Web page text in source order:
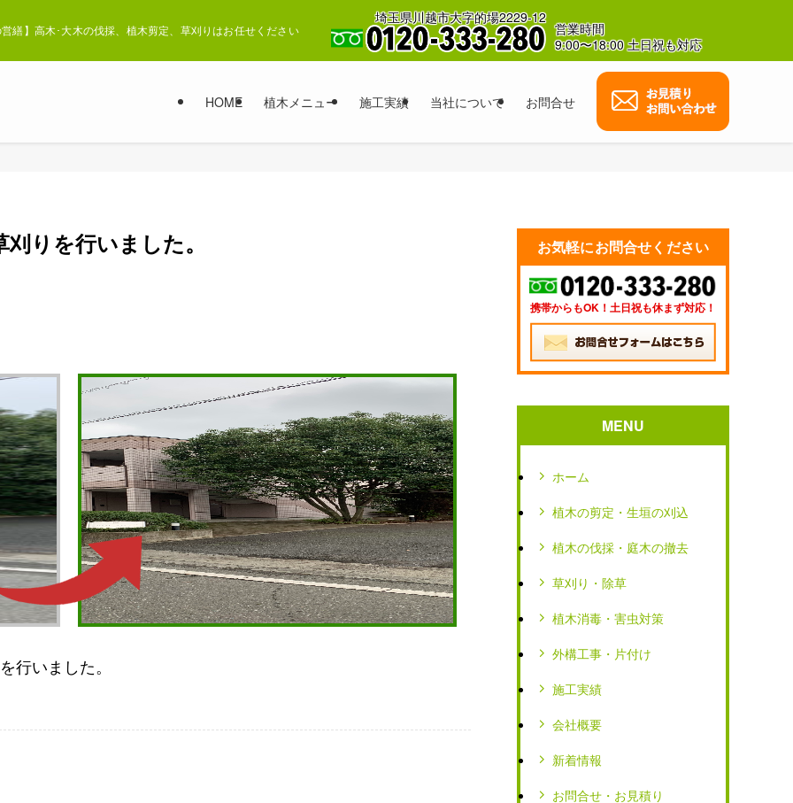
繕】高木･大木の伐採、植木剪定、草刈りはお任せください
埼玉県川越市大字的場2229-12
営業時間
9:00〜18:00 土日祝も対応
HOME 植木メニュー 施工実績 当社について お問合せ
りを行いました。
行いました。
お気軽にお問合せください
携帯からもOK！土日祝も休まず対応！
MENU
ホーム
植木の剪定・生垣の刈込
植木の伐採・庭木の撤去
草刈り・除草
植木消毒・害虫対策
外構工事・片付け
施工実績
会社概要
新着情報
お問合せ・お見積り